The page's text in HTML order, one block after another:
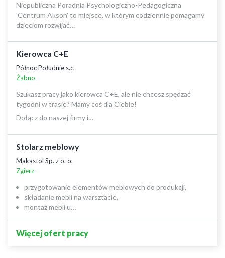
Niepubliczna Poradnia Psychologiczno-Pedagogiczna
'Centrum Akson' to miejsce, w którym codziennie pomagamy
dzieciom rozwijać…
Kierowca C+E
Północ Południe s.c.
Żabno
Szukasz pracy jako kierowca C+E, ale nie chcesz spędzać
tygodni w trasie? Mamy coś dla Ciebie!
Dołącz do naszej firmy i…
Stolarz meblowy
Makastol Sp. z o. o.
Zgierz
przygotowanie elementów meblowych do produkcji,
składanie mebli na warsztacie,
montaż mebli u…
Więcej ofert pracy